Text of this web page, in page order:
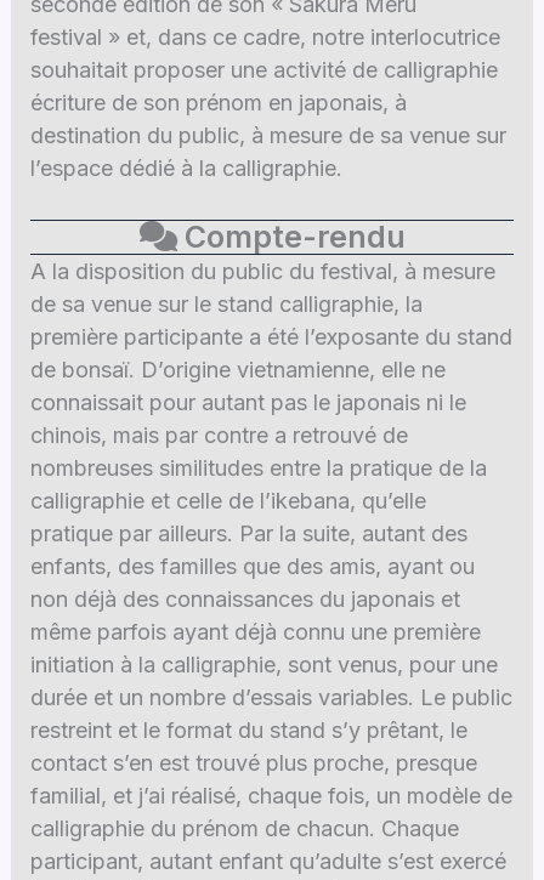
festival » et, dans ce cadre, notre interlocutrice
souhaitait proposer une activité de calligraphie
écriture de son prénom en japonais, à
destination du public, à mesure de sa venue sur
l’espace dédié à la calligraphie.
Compte-rendu
A la disposition du public du festival, à mesure
de sa venue sur le stand calligraphie, la
première participante a été l’exposante du stand
de bonsaï. D’origine vietnamienne, elle ne
connaissait pour autant pas le japonais ni le
chinois, mais par contre a retrouvé de
nombreuses similitudes entre la pratique de la
calligraphie et celle de l’ikebana, qu’elle
pratique par ailleurs. Par la suite, autant des
enfants, des familles que des amis, ayant ou
non déjà des connaissances du japonais et
même parfois ayant déjà connu une première
initiation à la calligraphie, sont venus, pour une
durée et un nombre d’essais variables. Le public
restreint et le format du stand s’y prêtant, le
contact s’en est trouvé plus proche, presque
familial, et j’ai réalisé, chaque fois, un modèle de
calligraphie du prénom de chacun. Chaque
participant, autant enfant qu’adulte s’est exercé